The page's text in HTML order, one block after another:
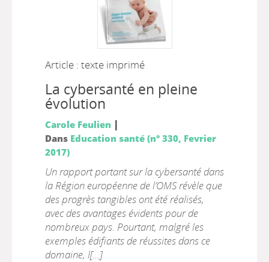
Article : texte imprimé
La cybersanté en pleine
évolution
Carole Feulien |
Dans Education santé (n° 330, Fevrier
2017)
Un rapport portant sur la cybersanté dans
la Région européenne de l’OMS révèle que
des progrès tangibles ont été réalisés,
avec des avantages évidents pour de
nombreux pays. Pourtant, malgré les
exemples édifiants de réussites dans ce
domaine, l[...]